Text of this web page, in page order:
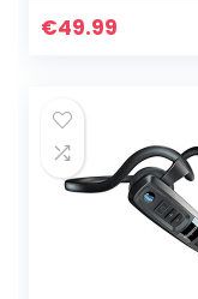
TWS waterdichte
€49.99